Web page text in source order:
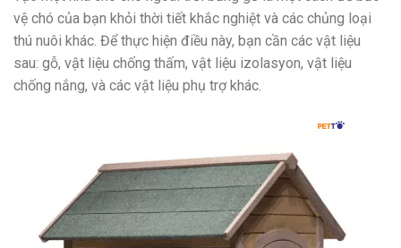
vệ chó của bạn khỏi thời tiết khắc nghiệt và các chủng loại
thú nuôi khác. Để thực hiện điều này, bạn cần các vật liệu
sau: gỗ, vật liệu chống thấm, vật liệu izolasyon, vật liệu
chống nắng, và các vật liệu phụ trợ khác.